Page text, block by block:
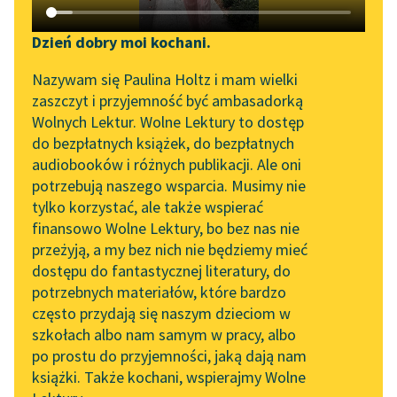
Katalog DAISY
Podkasty o książkach
Zgłoś brak utworu
Aktualności
„Prokurator Alicja Horn”
do słuchania
Byliśmy częścią AI Impact
Lab
Zapraszamy na spotkanie
online z tłumaczkami
literatury skandynawskiej
Spotkanie z Katarzyną
Tunkiel w Oslo
102. lata temu zmarł
Joseph Conrad
Narzędzia
Mapa Wolnych Lektur
Leśmianator
Przewodnik dla piszących i
czytających
API
OAI-PMH
Widget Wolnych Lektur
Przypisy
Dzień dobry moi kochani.
Nazywam się Paulina Holtz i mam wielki
zaszczyt i przyjemność być ambasadorką
Wolnych Lektur. Wolne Lektury to dostęp
do bezpłatnych książek, do bezpłatnych
audiobooków i różnych publikacji. Ale oni
potrzebują naszego wsparcia. Musimy nie
tylko korzystać, ale także wspierać
finansowo Wolne Lektury, bo bez nas nie
przeżyją, a my bez nich nie będziemy mieć
dostępu do fantastycznej literatury, do
potrzebnych materiałów, które bardzo
często przydają się naszym dzieciom w
szkołach albo nam samym w pracy, albo
po prostu do przyjemności, jaką dają nam
książki. Także kochani, wspierajmy Wolne
pobierz książkę
Gdzieś w Tatrach przy ognisku stary góral Sabała
opowiada zgromadzonym bajkę.
Jej bohaterem jest chłop, który na swojej drodze
spotkał Śmierć, ale przechytrzył ją i przez długi czas w
wiosce nikt nie umierał. Sam chłop żył bardzo długo i